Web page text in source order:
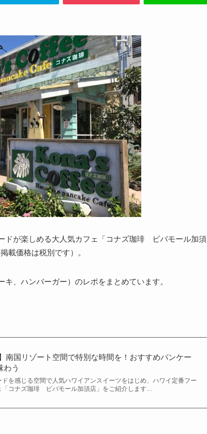
ドが楽しめる大人気カフェ「コナズ珈琲 ビバモール加須
載価格は税別です）。
、ハンバーガー）のレポをまとめています。
南国リゾート空間で特別な時間を！おすすめパンケー
わう
を感じる空間で人気ハワイアンスイーツをはじめ、ハワイ定番フー
「コナズ珈琲 ビバモール加須店」をご紹介します...